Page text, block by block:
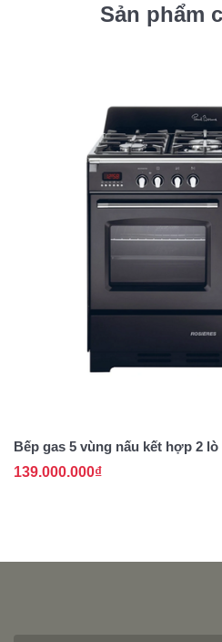
Sản phẩm
Bếp gas 5 vùng nấu kết hợp 2
RGM95D2SB
139.000.000₫